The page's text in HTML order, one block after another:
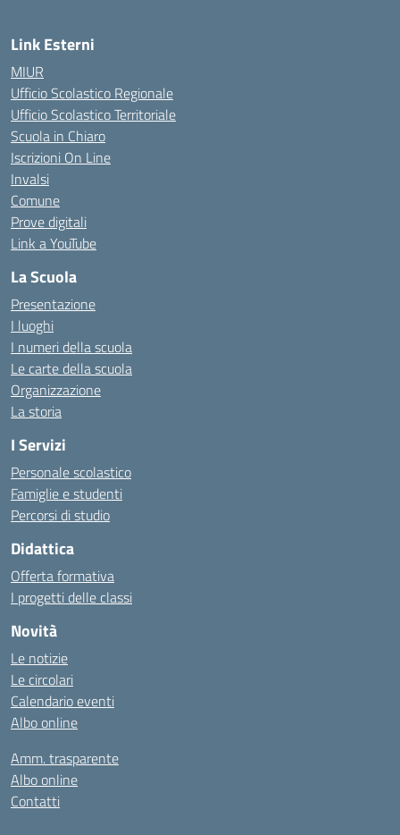
Link Esterni
MIUR
Ufficio Scolastico Regionale
Ufficio Scolastico Territoriale
Scuola in Chiaro
Iscrizioni On Line
Invalsi
Comune
Prove digitali
Link a YouTube
La Scuola
Presentazione
I luoghi
I numeri della scuola
Le carte della scuola
Organizzazione
La storia
I Servizi
Personale scolastico
Famiglie e studenti
Percorsi di studio
Didattica
Offerta formativa
I progetti delle classi
Novità
Le notizie
Le circolari
Calendario eventi
Albo online
Amm. trasparente
Albo online
Contatti